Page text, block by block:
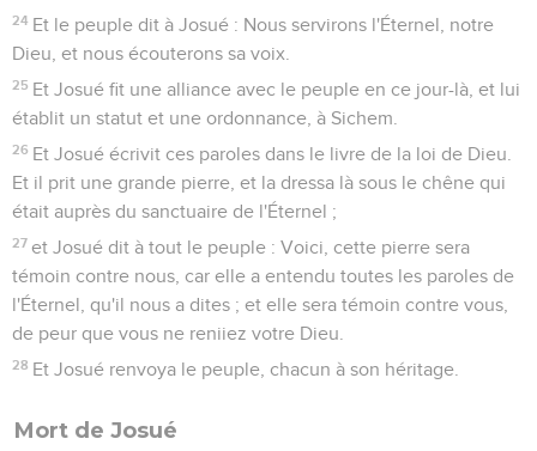
24 Et le peuple dit à Josué : Nous servirons l'Éternel, notre
Dieu, et nous écouterons sa voix.
25 Et Josué fit une alliance avec le peuple en ce jour-là, et lui
établit un statut et une ordonnance, à Sichem.
26 Et Josué écrivit ces paroles dans le livre de la loi de Dieu.
Et il prit une grande pierre, et la dressa là sous le chêne qui
était auprès du sanctuaire de l'Éternel ;
27 et Josué dit à tout le peuple : Voici, cette pierre sera
témoin contre nous, car elle a entendu toutes les paroles de
l'Éternel, qu'il nous a dites ; et elle sera témoin contre vous,
de peur que vous ne reniiez votre Dieu.
28 Et Josué renvoya le peuple, chacun à son héritage.
Mort de Josué